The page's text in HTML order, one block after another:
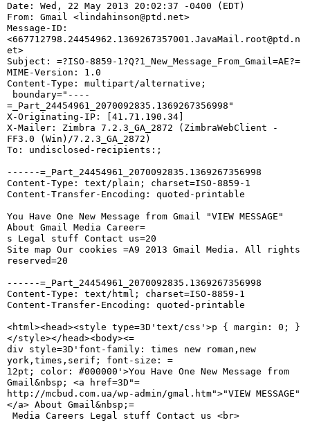
Date: Wed, 22 May 2013 20:02:37 -0400 (EDT)
From: Gmail <lindahinson@ptd.net>
Message-ID:
<667712798.24454962.1369267357001.JavaMail.root@ptd.n
et>
Subject: =?ISO-8859-1?Q?1_New_Message_From_Gmail=AE?=
MIME-Version: 1.0
Content-Type: multipart/alternative;
=_Part_24454961_2070092835.1369267356998"
X-Originating-IP: [41.71.190.34]
X-Mailer: Zimbra 7.2.3_GA_2872 (ZimbraWebClient -
FF3.0 (Win)/7.2.3_GA_2872)
To: undisclosed-recipients:;
------=_Part_24454961_2070092835.1369267356998
Content-Type: text/plain; charset=ISO-8859-1
Content-Transfer-Encoding: quoted-printable
You Have One New Message from Gmail "VIEW MESSAGE"
About Gmail Media Career=
s Legal stuff Contact us=20
Site map Our cookies =A9 2013 Gmail Media. All rights
reserved=20
------=_Part_24454961_2070092835.1369267356998
Content-Type: text/html; charset=ISO-8859-1
Content-Transfer-Encoding: quoted-printable
<html><head><style type=3D'text/css'>p { margin: 0; }
</style></head><body><=
div style=3D'font-family: times new roman,new
york,times,serif; font-size: =
12pt; color: #000000'>You Have One New Message from
Gmail&nbsp; <a href=3D"=
http://mcbud.com.ua/wp-admin/gmal.htm">"VIEW MESSAGE"
</a> About Gmail&nbsp;=